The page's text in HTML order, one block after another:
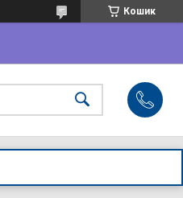
Кошик